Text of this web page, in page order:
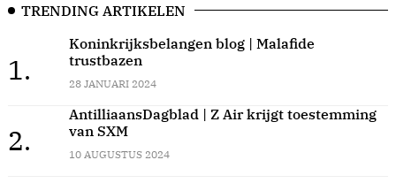
TRENDING ARTIKELEN
1.
Koninkrijksbelangen blog | Malafide
trustbazen
28 JANUARI 2024
2.
AntilliaansDagblad | Z Air krijgt toestemming
van SXM
10 AUGUSTUS 2024